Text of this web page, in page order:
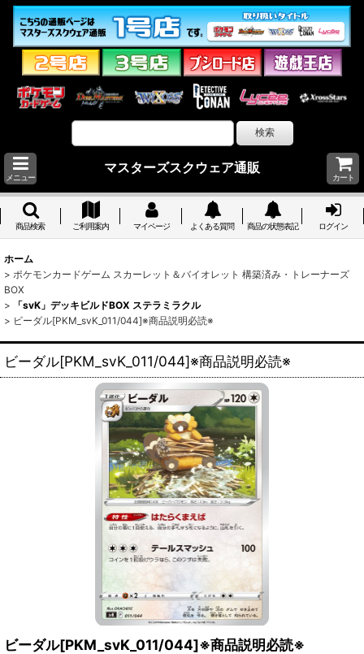
メニュー
マスターズスクウェア通販
カート
商品検索 ご利用案内 マイページ よくある質問 商品の状態表記 ログイン
ホーム
> ポケモンカードゲーム スカーレット＆バイオレット 構築済み・トレーナーズ
BOX
>
「svK」デッキビルドBOX ステラミラクル
> ビーダル[PKM_svK_011/044]※商品説明必読※
ビーダル[PKM_svK_011/044]※商品説明必読※
ビーダル[PKM_svK_011/044]※商品説明必読※